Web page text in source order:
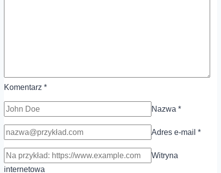
Komentarz *
Nazwa *
Adres e-mail *
Witryna
internetowa